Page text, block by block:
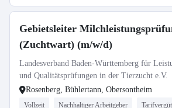
Gebietsleiter
(Zuchtwart) (m/w/d)
Landesverband Baden-Württemberg für
und Qualitätsprüfungen in der Tierzucht e.V.
Rosenberg, Bühlertann, Obersontheim
Vollzeit Nachhaltiger Arbeitgeber